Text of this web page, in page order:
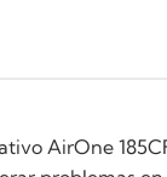
AirOne